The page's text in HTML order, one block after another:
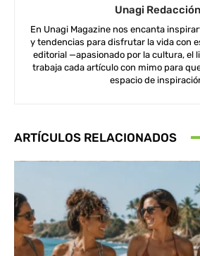
Unagi Redacción
En Unagi Magazine nos encanta
y tendencias para disfrutar la vida con
editorial —apasionado por la cultura, el
trabaja cada artículo con mimo para
espacio de
ARTÍCULOS RELACIONADOS